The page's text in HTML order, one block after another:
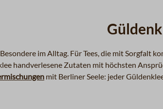
im Alltag. Für Tees, die mit Sorgfalt
handverlesene Zutaten mit höchsten
mit Berliner Seele: jeder